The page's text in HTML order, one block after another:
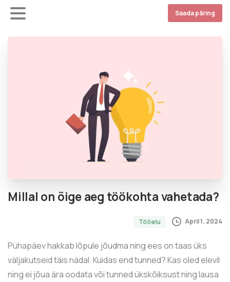
Saada päring
Millal on õige aeg töökohta vahetada?
Tööelu April 1, 2024
Pühapäev hakkab lõpule jõudma ning ees on taas üks
väljakutseid täis nädal. Kuidas end tunned? Kas oled elevil
ning ei jõua ära oodata või tunned ükskõiksust ning lausa